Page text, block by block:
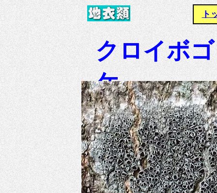
ト
クロイボゴ
ケ